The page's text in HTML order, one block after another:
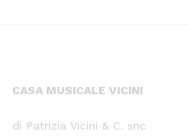
CASA MUSICALE VICINI
di Patrizia Vicini & C. snc